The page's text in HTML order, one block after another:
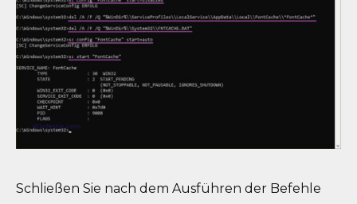
Schließen Sie nach dem Ausführen der Befehle